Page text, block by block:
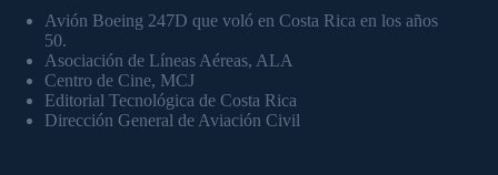
Avión Boeing 247D que voló en Costa Rica en los años
50.
Asociación de Líneas Aéreas, ALA
Centro de Cine, MCJ
Editorial Tecnológica de Costa Rica
Dirección General de Aviación Civil